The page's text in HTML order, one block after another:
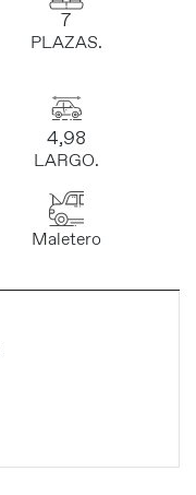
7
PLAZAS.
4,98
LARGO.
Maletero